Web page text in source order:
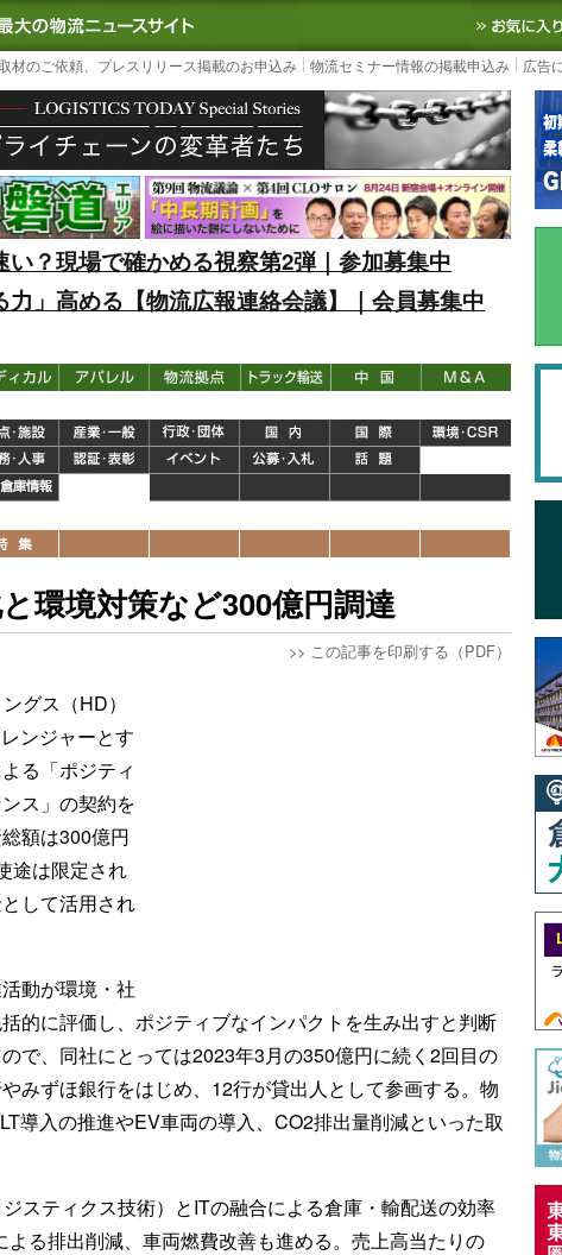
TODAY｜国内最大の物流ニュースサイト3PL, SCMなど国内外の最新
材のご依頼、プレスリリース掲載のお申込み 物流セミナー情報の掲載申込み 広告
？現場で確かめる視察第2弾｜参加募集中
力」高める【物流広報連絡会議】｜会員募集中
環境対策など300億円調達
>> この記事を印刷する（PDF）
グス（HD）
ンジャーとす
る「ポジティ
ス」の契約を
額は300億円
途は限定され
して活用され
動が環境・社
的に評価し、ポジティブなインパクトを生み出すと判断
で、同社にとっては2023年3月の350億円に続く2回目の
みずほ銀行をはじめ、12行が貸出人として参画する。物
導入の推進やEV車両の導入、CO2排出量削減といった取
スティクス技術）とITの融合による倉庫・輸配送の効率
る排出削減、車両燃費改善も進める。売上高当たりの